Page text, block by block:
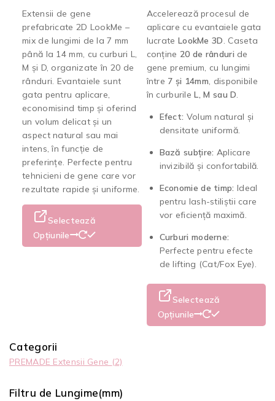
Extensii de gene
prefabricate 2D LookMe –
mix de lungimi de la 7 mm
până la 14 mm, cu curburi L,
M și D, organizate în 20 de
rânduri. Evantaiele sunt
gata pentru aplicare,
economisind timp și oferind
un volum delicat și un
aspect natural sau mai
intens, în funcție de
preferințe. Perfecte pentru
tehnicieni de gene care vor
rezultate rapide și uniforme.
Selectează
Opțiunile
Accelerează procesul de
aplicare cu evantaiele gata
lucrate LookMe 3D . Caseta
conține 20 de rânduri de
gene premium, cu lungimi
între 7 și 14mm , disponibile
în curburileL, M sau D
Efect: Volum natural și
densitate uniformă.
Bază subțire: Aplicare
invizibilă și confortabilă.
Economie de timp: Ideal
pentru lash-stiliștii care
vor eficiență maximă.
Curburi moderne:
Perfecte pentru efecte
de lifting (Cat/Fox Eye).
Selectează
Opțiunile
Categorii
PREMADE Extensii Gene (2)
Filtru de Lungime(mm)